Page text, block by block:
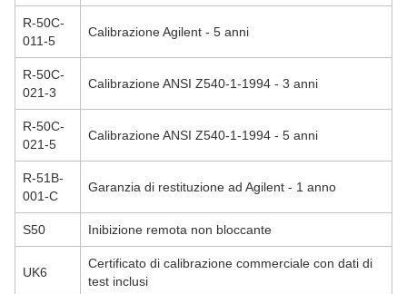
R-50C-
011-5
Calibrazione Agilent - 5 anni
R-50C-
021-3
Calibrazione ANSI Z540-1-1994 - 3 anni
R-50C-
021-5
Calibrazione ANSI Z540-1-1994 - 5 anni
R-51B-
001-C
Garanzia di restituzione ad Agilent - 1 anno
S50 Inibizione remota non bloccante
UK6
Certificato di calibrazione commerciale con dati di
test inclusi